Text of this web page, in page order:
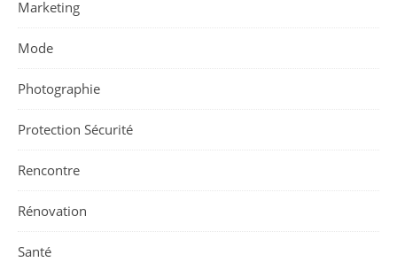
Marketing
Mode
Photographie
Protection Sécurité
Rencontre
Rénovation
Santé